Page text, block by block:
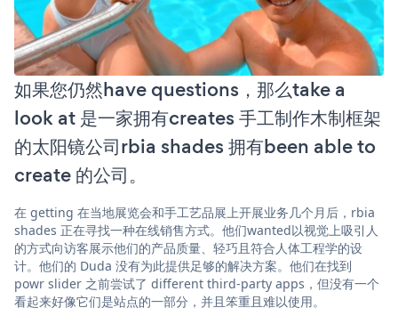
如果您仍然have questions，那么take a
look at 是一家拥有creates 手工制作木制框架
的太阳镜公司rbia shades 拥有been able to
create 的公司。
在 getting 在当地展览会和手工艺品展上开展业务几个月后，rbia
shades 正在寻找一种在线销售方式。他们wanted以视觉上吸引人
的方式向访客展示他们的产品质量、轻巧且符合人体工程学的设
计。他们的 Duda 没有为此提供足够的解决方案。他们在找到
powr slider 之前尝试了 different third-party apps，但没有一个
看起来好像它们是站点的一部分，并且笨重且难以使用。